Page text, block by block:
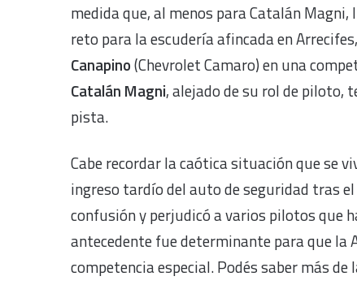
medida que, al menos para Catalán
reto para la escudería afincada en
Canapino(Chevrolet Camaro) en una
Catalán Magni, alejado de su rol de piloto,
pista.
Cabe recordar la caótica situación que se
ingreso tardío del auto de seguridad tras
confusión y perjudicó a varios pilotos que
antecedente fue determinante para que la
competencia especial. Podés saber más de